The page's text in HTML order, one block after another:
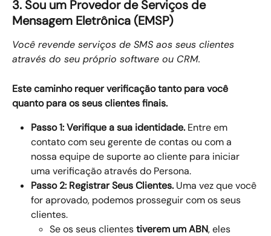
3. Sou um Provedor de Serviços de
Mensagem Eletrônica (EMSP)
Você revende serviços de SMS aos seus clientes
através do seu próprio software ou CRM.
Este caminho requer verificação tanto para você
quanto para os seus clientes finais.
Passo 1: Verifique a sua identidade. Entre em
contato com seu gerente de contas ou com a
nossa equipe de suporte ao cliente para iniciar
uma verificação através do Persona.
Passo 2: Registrar Seus Clientes. Uma vez que você
for aprovado, podemos prosseguir com os seus
clientes.
Se os seus clientes tiverem um ABN, eles